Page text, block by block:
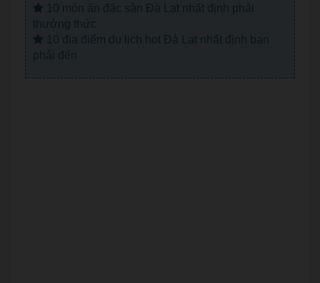
10 món ăn đặc sản Đà Lạt nhất định phải
thưởng thức
10 địa điểm du lịch hot Đà Lạt nhất định bạn
phải đến